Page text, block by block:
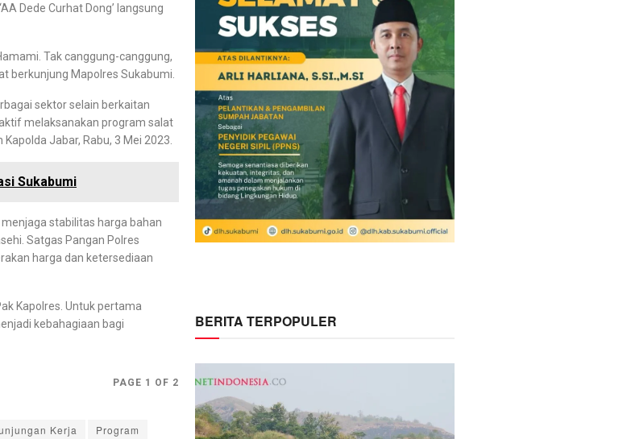
Dede Curhat Dong’ langsung
Tak canggung-canggung,
berkunjung Mapolres Sukabumi.
sektor selain berkaitan
melaksanakan program salat
Jabar, Rabu, 3 Mei 2023.
Sukabumi
stabilitas harga bahan
Satgas Pangan Polres
harga dan ketersediaan
Kapolres. Untuk pertama
kebahagiaan bagi
PAGE 1 OF 2
Kerja Program
BERITA TERPOPULER